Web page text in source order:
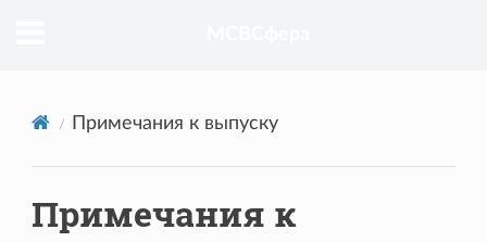
Примечания к выпуску
Примечания к